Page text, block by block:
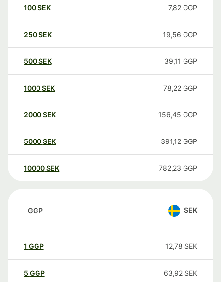
100SEK 7,82 GGP
250SEK 19,56 GGP
500SEK 39,11 GGP
1000SEK 78,22 GGP
2000SEK 156,45 GGP
5000SEK 391,12 GGP
10000 SEK 782,23 GGP
GGP SEK
1 GGP 12,78 SEK
5 GGP 63,92 SEK